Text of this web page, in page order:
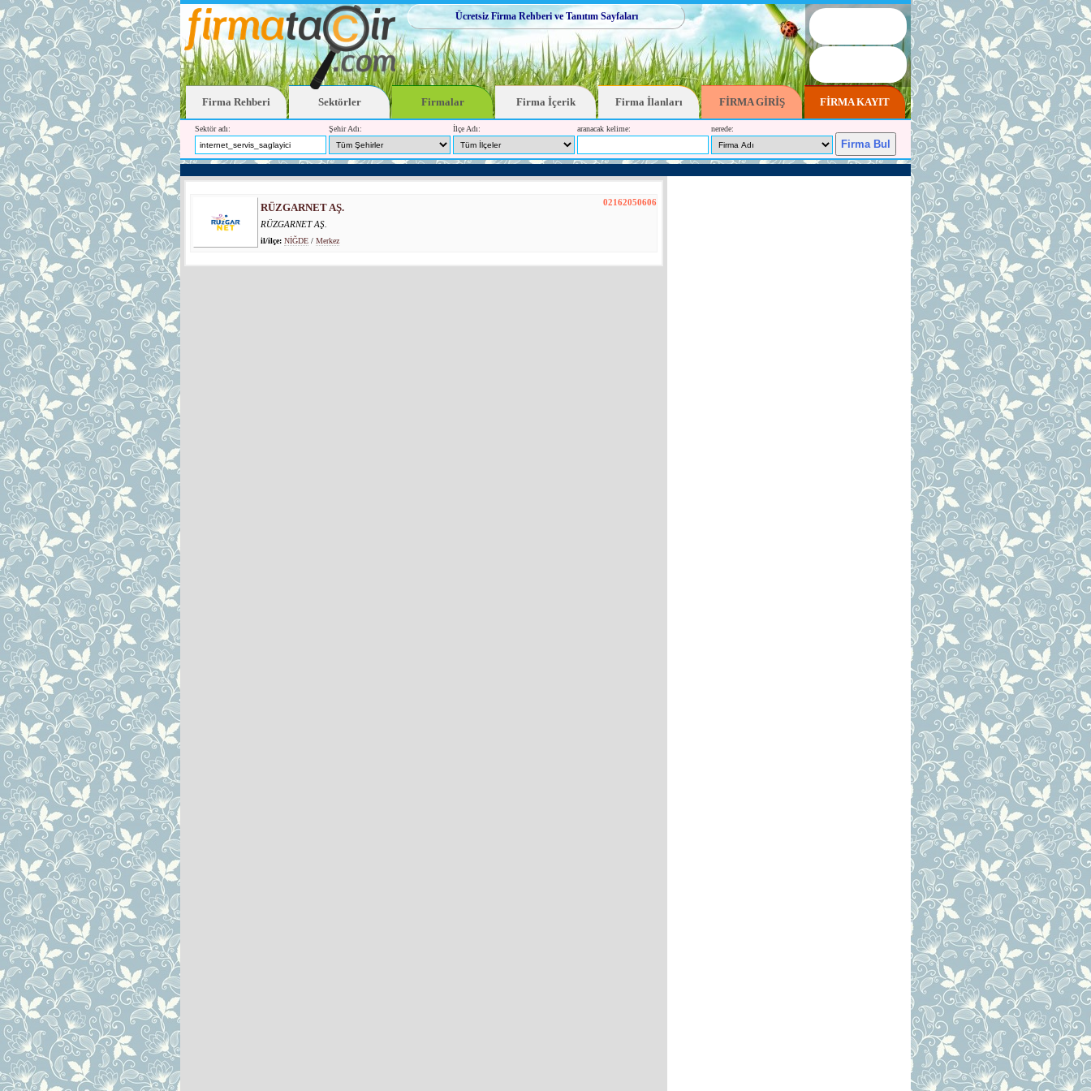
Ücretsiz Firma Rehberi ve Tanıtım Sayfaları
Firma Rehberi Sektörler Firmalar Firma İçerik Firma İlanları FİRMA GİRİŞ FİRMA KAYIT
Sektör adı: Şehir Adı: İlçe Adı: aranacak kelime: nerede:
02162050606
RÜZGARNET AŞ.
RÜZGARNET AŞ.
il/ilçe: NİĞDE / Merkez